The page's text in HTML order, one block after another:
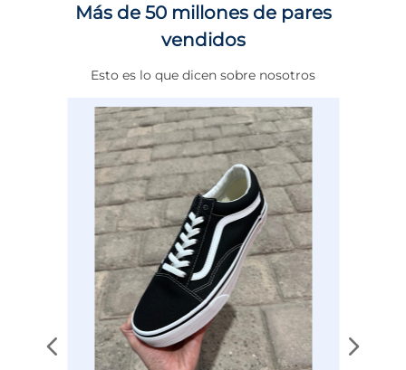
Género Mujer
DE 0 A 4 cms
NORMAL
BLANCO
COMBATE
Más de 50 millones de pares
vendidos
Esto es lo que dicen sobre nosotros